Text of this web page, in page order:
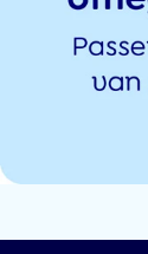
Ik vind gewoon
Een aanrader.